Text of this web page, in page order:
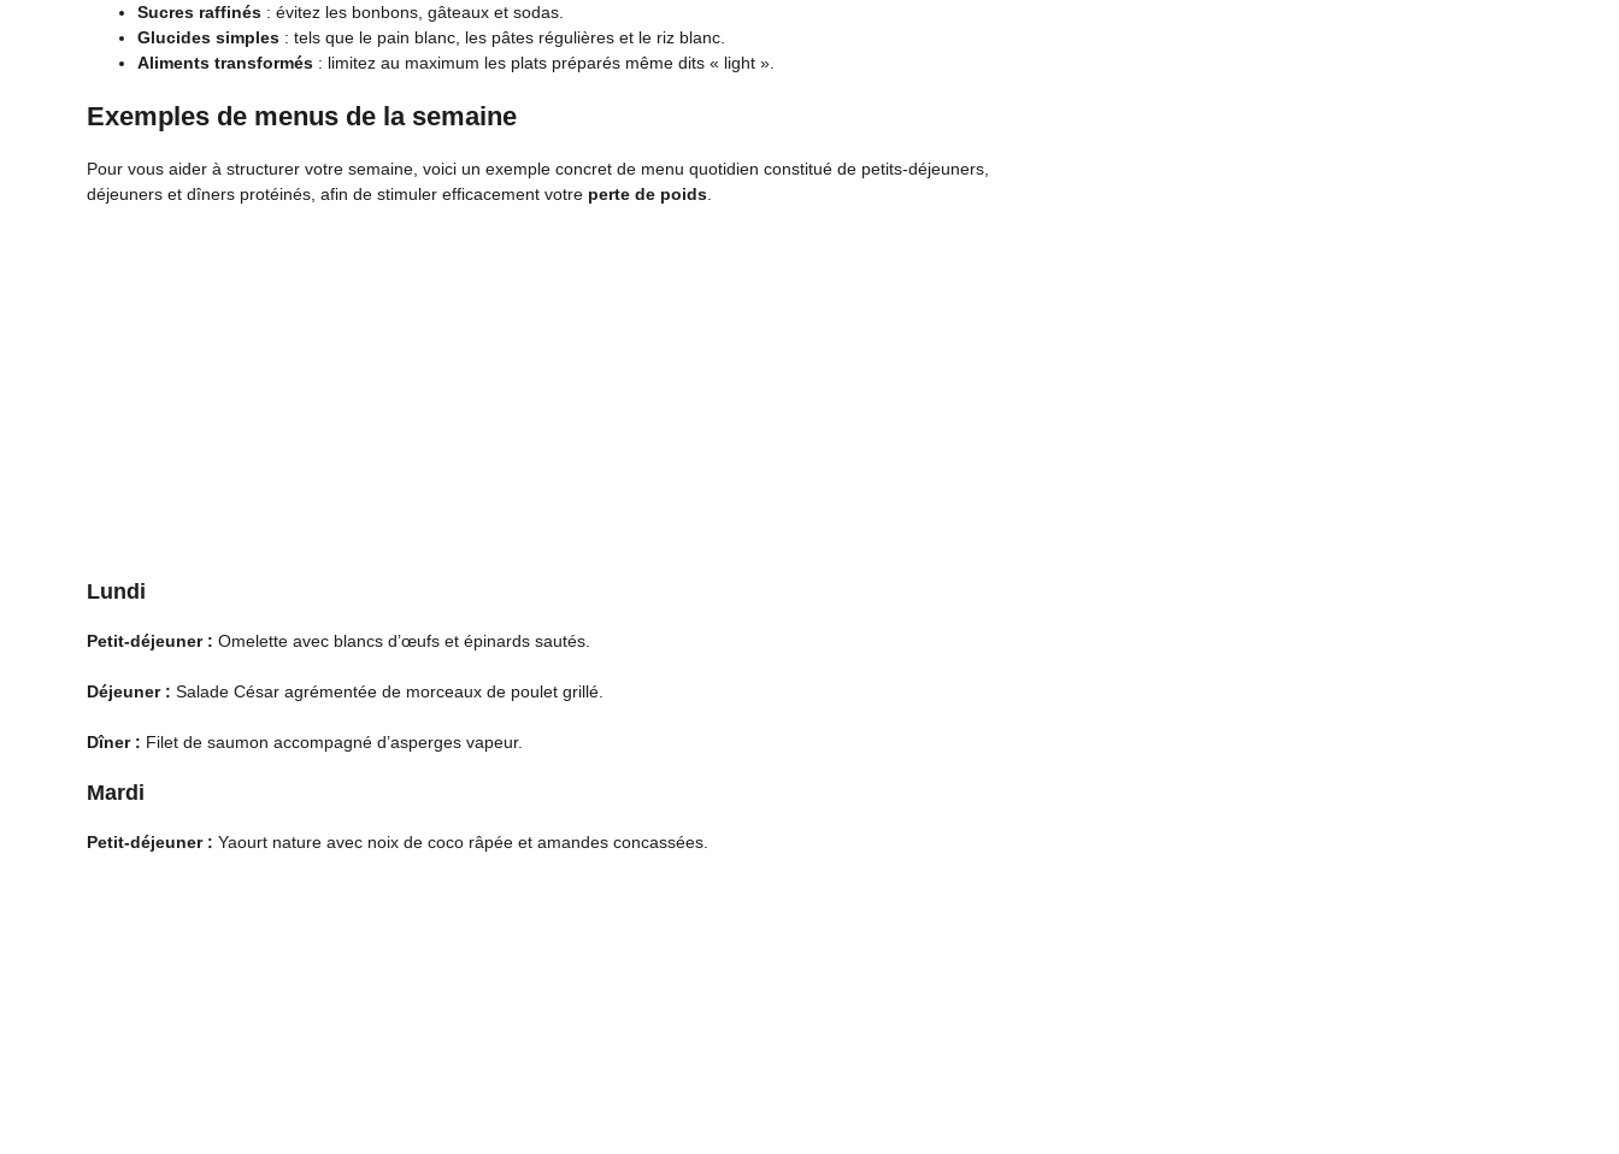
Sucres raffinés : évitez les bonbons, gâteaux et sodas.
Glucides simples : tels que le pain blanc, les pâtes régulières et le riz blanc.
Aliments transformés : limitez au maximum les plats préparés même dits « light ».
Exemples de menus de la semaine
Pour vous aider à structurer votre semaine, voici un exemple concret de menu quotidien constitué de petits-déjeuners,
déjeuners et dîners protéinés, afin de stimuler efficacement votre perte de poids
Lundi
Petit-déjeuner : Omelette avec blancs d’œufs et épinards sautés.
Déjeuner : Salade César agrémentée de morceaux de poulet grillé.
Dîner : Filet de saumon accompagné d’asperges vapeur.
Mardi
Petit-déjeuner : Yaourt nature avec noix de coco râpée et amandes concassées.